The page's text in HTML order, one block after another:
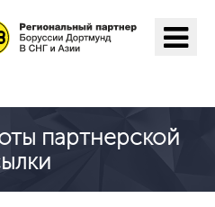
партнерской